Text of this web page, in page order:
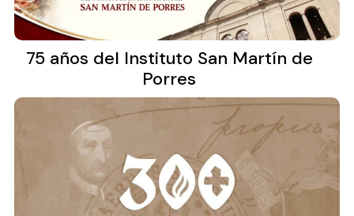
75 años del Instituto San Martín de
Porres